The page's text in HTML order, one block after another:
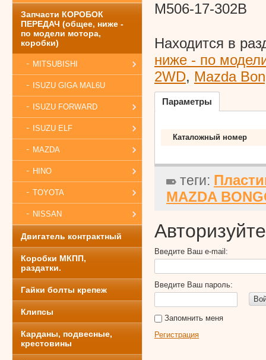
Запчасти КОРОБОК
ПЕРЕДАЧ (общее, ниже -
по модели мотора,
коробки)
MITSUBISHI
ISUZU GIGA MAL6U
ISUZU FORWARD
ISUZU ELF
MAZDA
HINO
TOYOTA
NISSAN
Двигатель контрактный
Коробки МКПП,
раздатки.
Гайки болты крепеж
Клипсы
Карданы, подвесные,
крестовины
M506-17-302B
Находится в
ниже - по
2WD, Mazda
Параметры
Каталожный номер
теги:
MAZDA
Введите Ваш e-mail:
Введите Ваш пароль:
Запомнить меня
Регистрация